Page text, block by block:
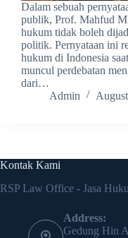
Dalam sebuah
publik, Prof. Mahfud
hukum tidak boleh
politik. Pernyataan ini
hukum di Indonesia
muncul perdebatan
dari…
Admin
Kontak Kami
RSP Law Office - Jasa
Address:
Gedung Hin